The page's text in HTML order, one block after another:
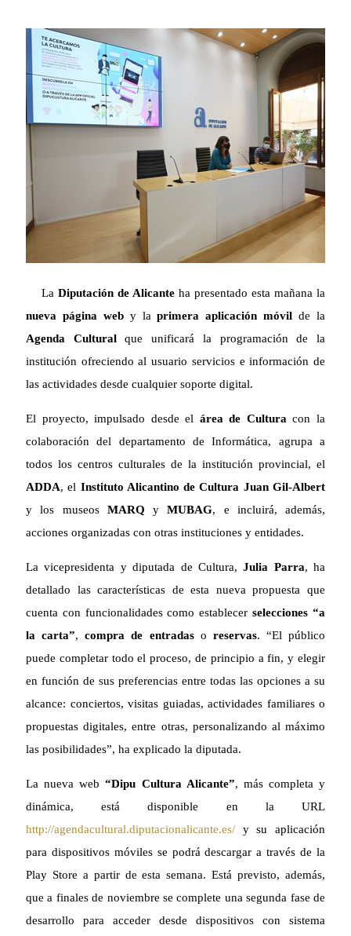
La Diputación de Alicante ha presentado esta mañana la
nueva página weby laprimera aplicación móvil de la
Agenda Culturalque unificará la programación de la
institución ofreciendo al usuario servicios e información de
las actividades desde cualquier soporte digital.
El proyecto, impulsado desde el área de Cultura con la
colaboración del departamento de Informática, agrupa a
todos los centros culturales de la institución provincial, el
ADDA, el Instituto Alicantino de Cultura Juan Gil-Albert
y los museos MARQ yMUBAG, e incluirá, además,
acciones organizadas con otras instituciones y entidades.
La vicepresidenta y diputada de Cultura,Julia Parra, ha
detallado las características de esta nueva propuesta que
cuenta con funcionalidades como establecerselecciones “a
la carta”, compra de entradaso reservas. “El público
puede completar todo el proceso, de principio a fin, y elegir
en función de sus preferencias entre todas las opciones a su
alcance: conciertos, visitas guiadas, actividades familiares o
propuestas digitales, entre otras, personalizando al máximo
las posibilidades”, ha explicado la diputada.
La nueva web“Dipu Cultura Alicante”, más completa y
dinámica, está disponible en la URL
http://agendacultural.diputacionalicante.es/ y su aplicación
para dispositivos móviles se podrá descargar a través de la
Play Store a partir de esta semana. Está previsto, además,
que a finales de noviembre se complete una segunda fase de
desarrollo para acceder desde dispositivos con sistema